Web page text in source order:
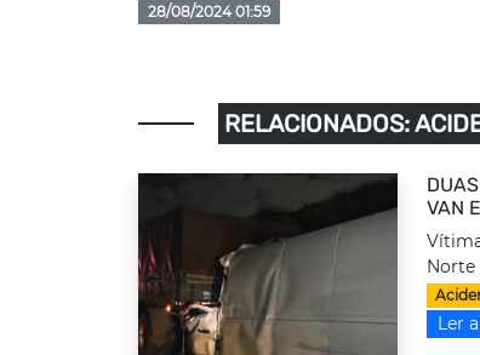
28/08/2024 01:59
RELACIONADOS:
VAN
Norte
Ler